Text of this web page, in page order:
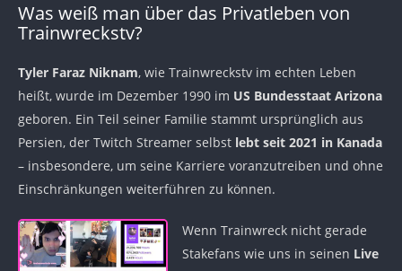
Was weiß man über das Privatleben von
Trainwreckstv?
Tyler Faraz Niknam, wie Trainwreckstv im echten Leben
heißt, wurde im Dezember 1990 im US Bundesstaat Arizona
geboren. Ein Teil seiner Familie stammt ursprünglich aus
Persien, der Twitch Streamer selbst lebt seit 2021 in Kanada
– insbesondere, um seine Karriere voranzutreiben und ohne
Einschränkungen weiterführen zu können.
Wenn Trainwreck nicht gerade
Stakefans wie uns in seinen Live